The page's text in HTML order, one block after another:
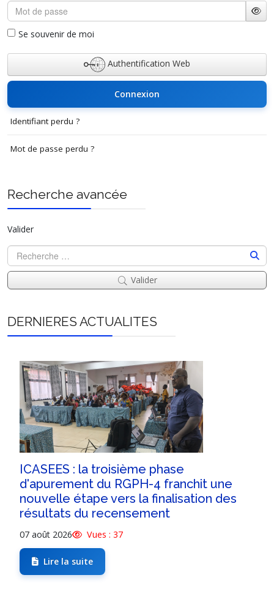
Mot de passe
Se souvenir de moi
Authentification Web
Connexion
Identifiant perdu ?
Mot de passe perdu ?
Recherche avancée
Valider
Valider
DERNIERES ACTUALITES
ICASEES : la troisième phase
d'apurement du RGPH-4 franchit une
nouvelle étape vers la finalisation des
résultats du recensement
07 août 2026 Vues : 37
Lire la suite